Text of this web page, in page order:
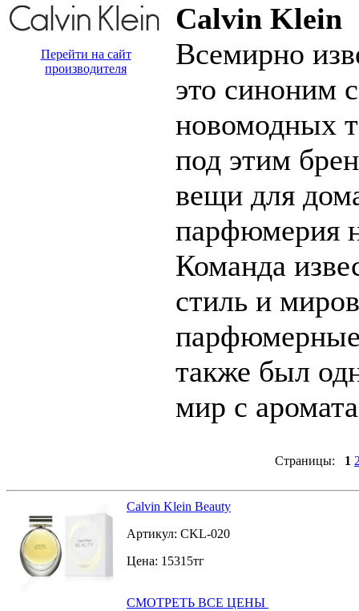
Перейти на сайт
производителя
Calvin Klein
Всемирно
это синоним
новомодных
под этим
вещи для
парфюмерия
Команда
стиль и
также был
мир с
Страницы: 1
Calvin Klein Beauty
Артикул: CKL-020
Цена: 15315тг
СМОТРЕТЬ ВСЕ ЦЕНЫ